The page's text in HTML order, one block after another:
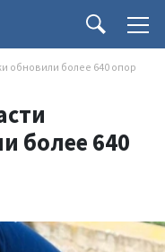
обновили более 640 опор
более 640